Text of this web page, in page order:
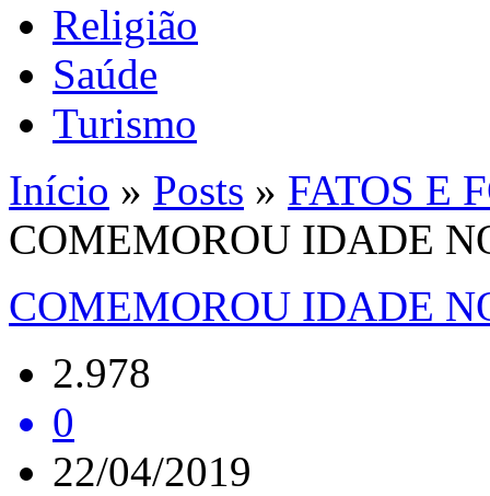
Religião
Saúde
Turismo
Início » Posts » FATOS E
COMEMOROU IDADE
COMEMOROU IDADE
2.978
0
22/04/2019